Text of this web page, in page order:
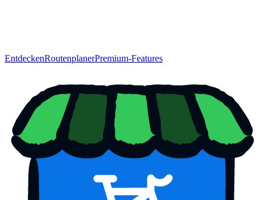
EntdeckenRoutenplanerPremium-Features